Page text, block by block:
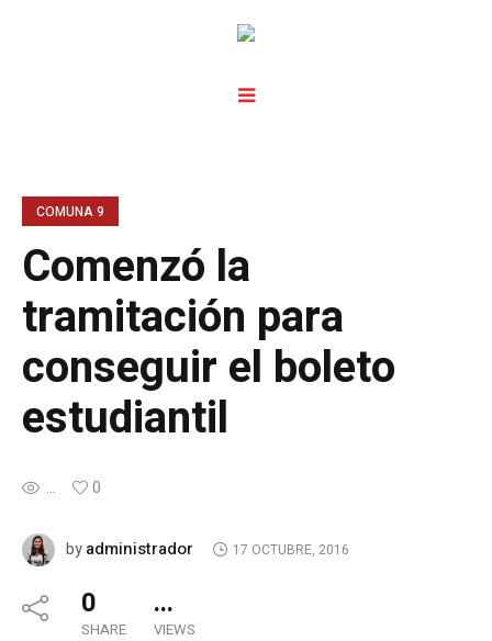
COMUNA 9
Comenzó la
tramitación para
conseguir el boleto
estudiantil
... 0
byadministrador 17 OCTUBRE, 2016
0
SHARE
...
VIEWS